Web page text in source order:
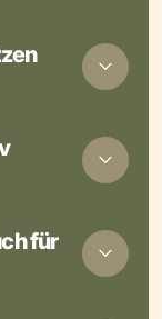
für